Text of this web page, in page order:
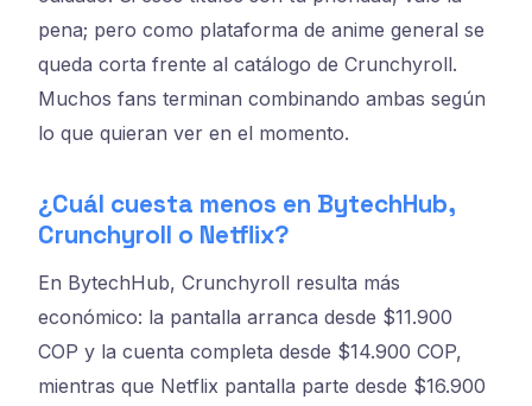
pena; pero como plataforma de anime general se
queda corta frente al catálogo de Crunchyroll.
Muchos fans terminan combinando ambas según
lo que quieran ver en el momento.
¿Cuál cuesta menos en BytechHub,
Crunchyroll o Netflix?
En BytechHub, Crunchyroll resulta más
económico: la pantalla arranca desde $11.900
COP y la cuenta completa desde $14.900 COP,
mientras que Netflix pantalla parte desde $16.900